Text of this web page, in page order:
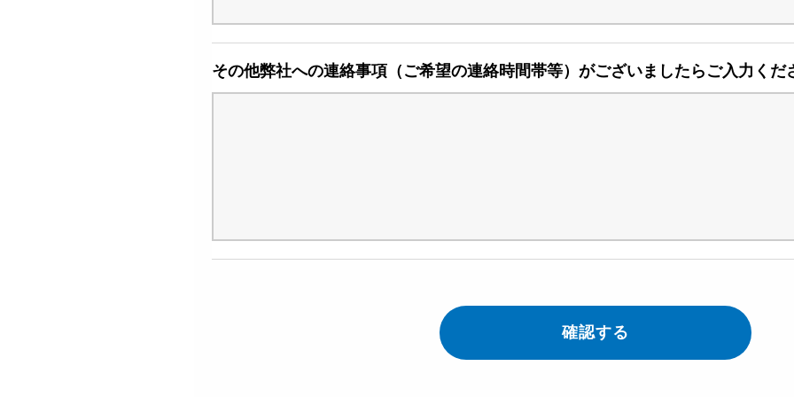
その他弊社への連絡事項（ご希望の連絡時間帯等）がございましたらご入力くだ
確認する